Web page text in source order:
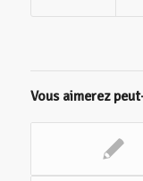
Vous aimerez